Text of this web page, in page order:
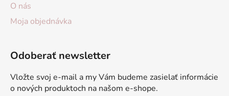
O nás
Moja objednávka
Odoberať newsletter
Vložte svoj e-mail a my Vám budeme zasielať informácie
o nových produktoch na našom e-shope.